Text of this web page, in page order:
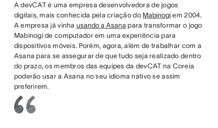
A devCAT é uma empresa desenvolvedora de jogos
digitais, mais conhecida pela criação do Mabinogiem 2004.
A empresa já vinha usando a Asana para transformar o jogo
Mabinogi de computador em uma experiência para
dispositivos móveis. Porém, agora, além de trabalhar com a
Asana para se assegurar de que tudo seja realizado dentro
do prazo, os membros das equipes da devCAT na Coreia
poderão usar a Asana no seu idioma nativo se assim
preferirem.